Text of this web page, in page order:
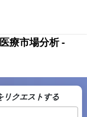
療市場分析 -
リクエストする